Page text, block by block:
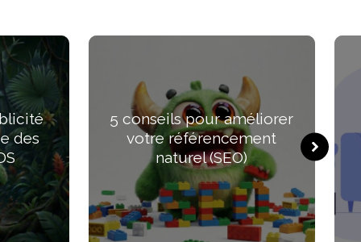
des
5 conseils pour améliorer
votre référencement
naturel (SEO)